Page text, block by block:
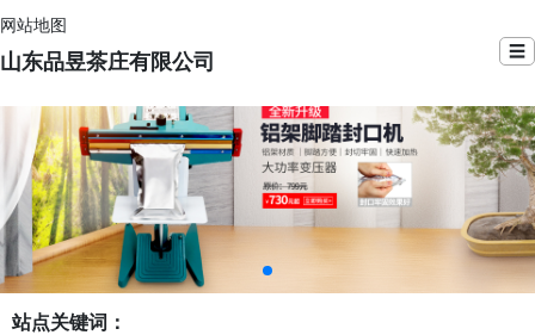
网站地图
山东品昱茶庄有限公司 ☰
站点关键词：